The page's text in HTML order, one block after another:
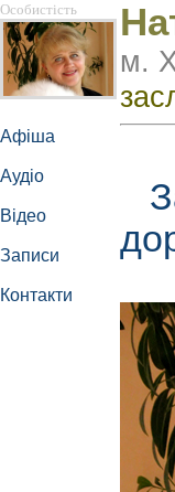
Особистість
Афіша
Аудіо
Відео
Записи
Контакти
м.